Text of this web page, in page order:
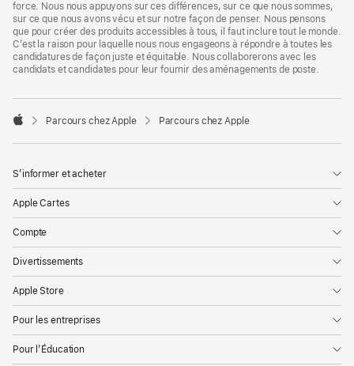
force. Nous nous appuyons sur ces différences, sur ce que nous sommes,
sur ce que nous avons vécu et sur notre façon de penser. Nous pensons
que pour créer des produits accessibles à tous, il faut inclure tout le monde.
C’est la raison pour laquelle nous nous engageons à répondre à toutes les
candidatures de façon juste et équitable. Nous collaborerons avec les
candidats et candidates pour leur fournir des aménagements de poste.

Parcours chez Apple Parcours chez Apple
S’informer et acheter
Apple Cartes
Compte
Divertissements
Apple Store
Pour les entreprises
Pour l’Éducation